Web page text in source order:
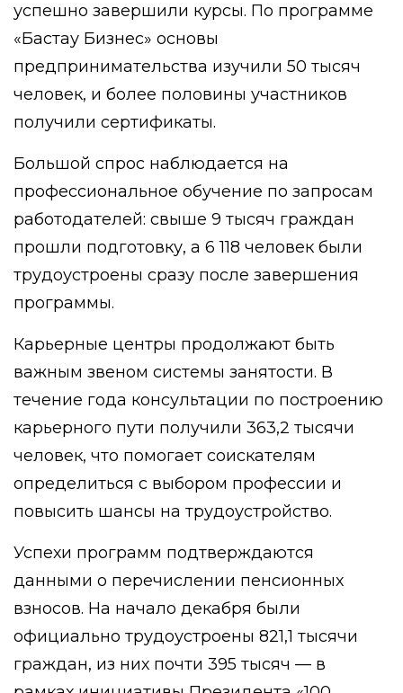
успешно завершили курсы. По программе
«Бастау Бизнес» основы
предпринимательства изучили 50 тысяч
человек, и более половины участников
получили сертификаты.
Большой спрос наблюдается на
профессиональное обучение по запросам
работодателей: свыше 9 тысяч граждан
прошли подготовку, а 6 118 человек были
трудоустроены сразу после завершения
программы.
Карьерные центры продолжают быть
важным звеном системы занятости. В
течение года консультации по построению
карьерного пути получили 363,2 тысячи
человек, что помогает соискателям
определиться с выбором профессии и
повысить шансы на трудоустройство.
Успехи программ подтверждаются
данными о перечислении пенсионных
взносов. На начало декабря были
официально трудоустроены 821,1 тысячи
граждан, из них почти 395 тысяч — в